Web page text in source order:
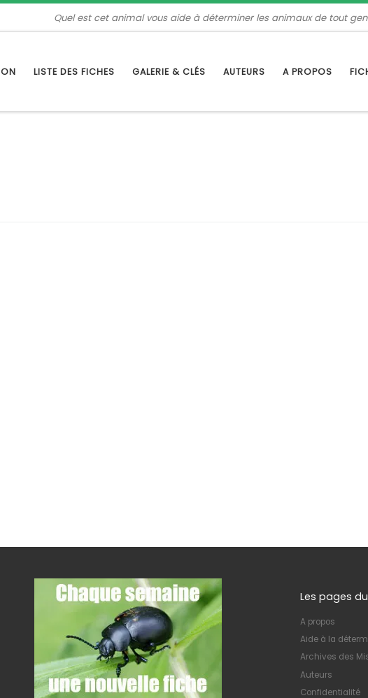
Quel est cet animal vous aide à déterminer les animaux de tout
LISTE DES FICHES GALERIE & CLÉS AUTEURS A PROPOS
Les pages
A propos
Aide à la
Archives des
Auteurs
Confidentialité